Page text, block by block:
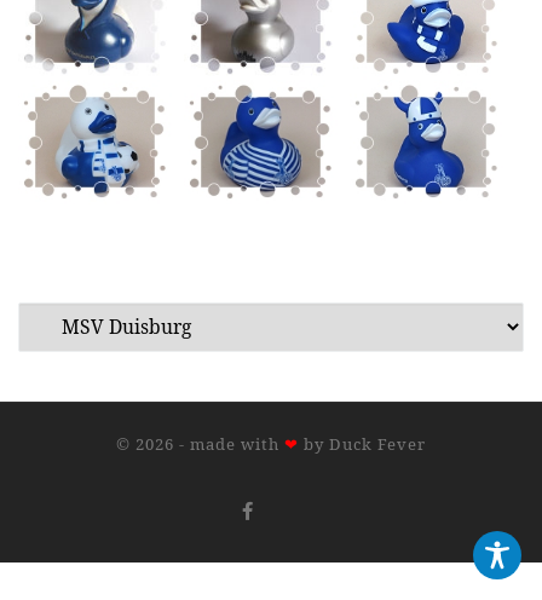
© 2026 - made with ❤ by Duck Fever